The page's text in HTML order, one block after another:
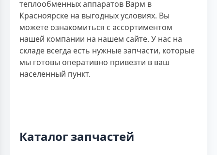
теплообменных аппаратов Варм в
Красноярске на выгодных условиях. Вы
можете ознакомиться с ассортиментом
нашей компании на нашем сайте. У нас на
складе всегда есть нужные запчасти, которые
мы готовы оперативно привезти в ваш
населенный пункт.
Каталог запчастей